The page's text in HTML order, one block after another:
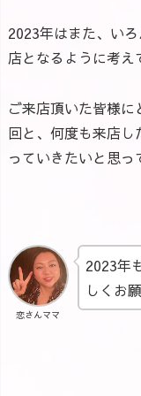
2023年はまた、い
店となるように考え
ご来店頂いた皆様
回と、何度も来店
っていきたいと思っ
恋さんママ
2023年
しくお